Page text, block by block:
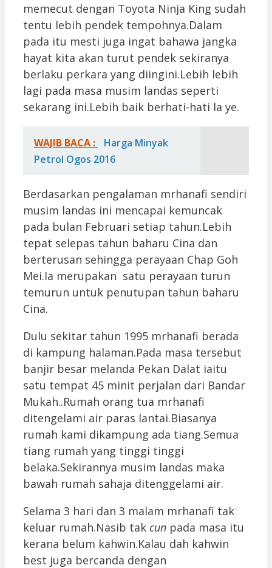
memecut dengan Toyota Ninja King sudah
tentu lebih pendek tempohnya.Dalam
pada itu mesti juga ingat bahawa jangka
hayat kita akan turut pendek sekiranya
berlaku perkara yang diingini.Lebih lebih
lagi pada masa musim landas seperti
sekarang ini.Lebih baik berhati-hati la ye.
WAJIB BACA :
Harga Minyak
Petrol Ogos 2016
Berdasarkan pengalaman mrhanafi sendiri
musim landas ini mencapai kemuncak
pada bulan Februari setiap tahun.Lebih
tepat selepas tahun baharu Cina dan
berterusan sehingga perayaan Chap Goh
Mei.Ia merupakan satu perayaan turun
temurun untuk penutupan tahun baharu
Cina.
Dulu sekitar tahun 1995 mrhanafi berada
di kampung halaman.Pada masa tersebut
banjir besar melanda Pekan Dalat iaitu
satu tempat 45 minit perjalan dari Bandar
Mukah..Rumah orang tua mrhanafi
ditengelami air paras lantai.Biasanya
rumah kami dikampung ada tiang.Semua
tiang rumah yang tinggi tinggi
belaka.Sekirannya musim landas maka
bawah rumah sahaja ditenggelami air.
Selama 3 hari dan 3 malam mrhanafi tak
keluar rumah.Nasib tak cun pada masa itu
kerana belum kahwin.Kalau dah kahwin
best juga bercanda dengan